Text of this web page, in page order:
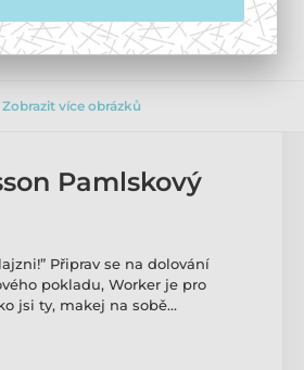
Zobrazit více obrázků
Pamlskový
Připrav se na dolování
pokladu, Worker je pro
jsi ty, makej na sobě…